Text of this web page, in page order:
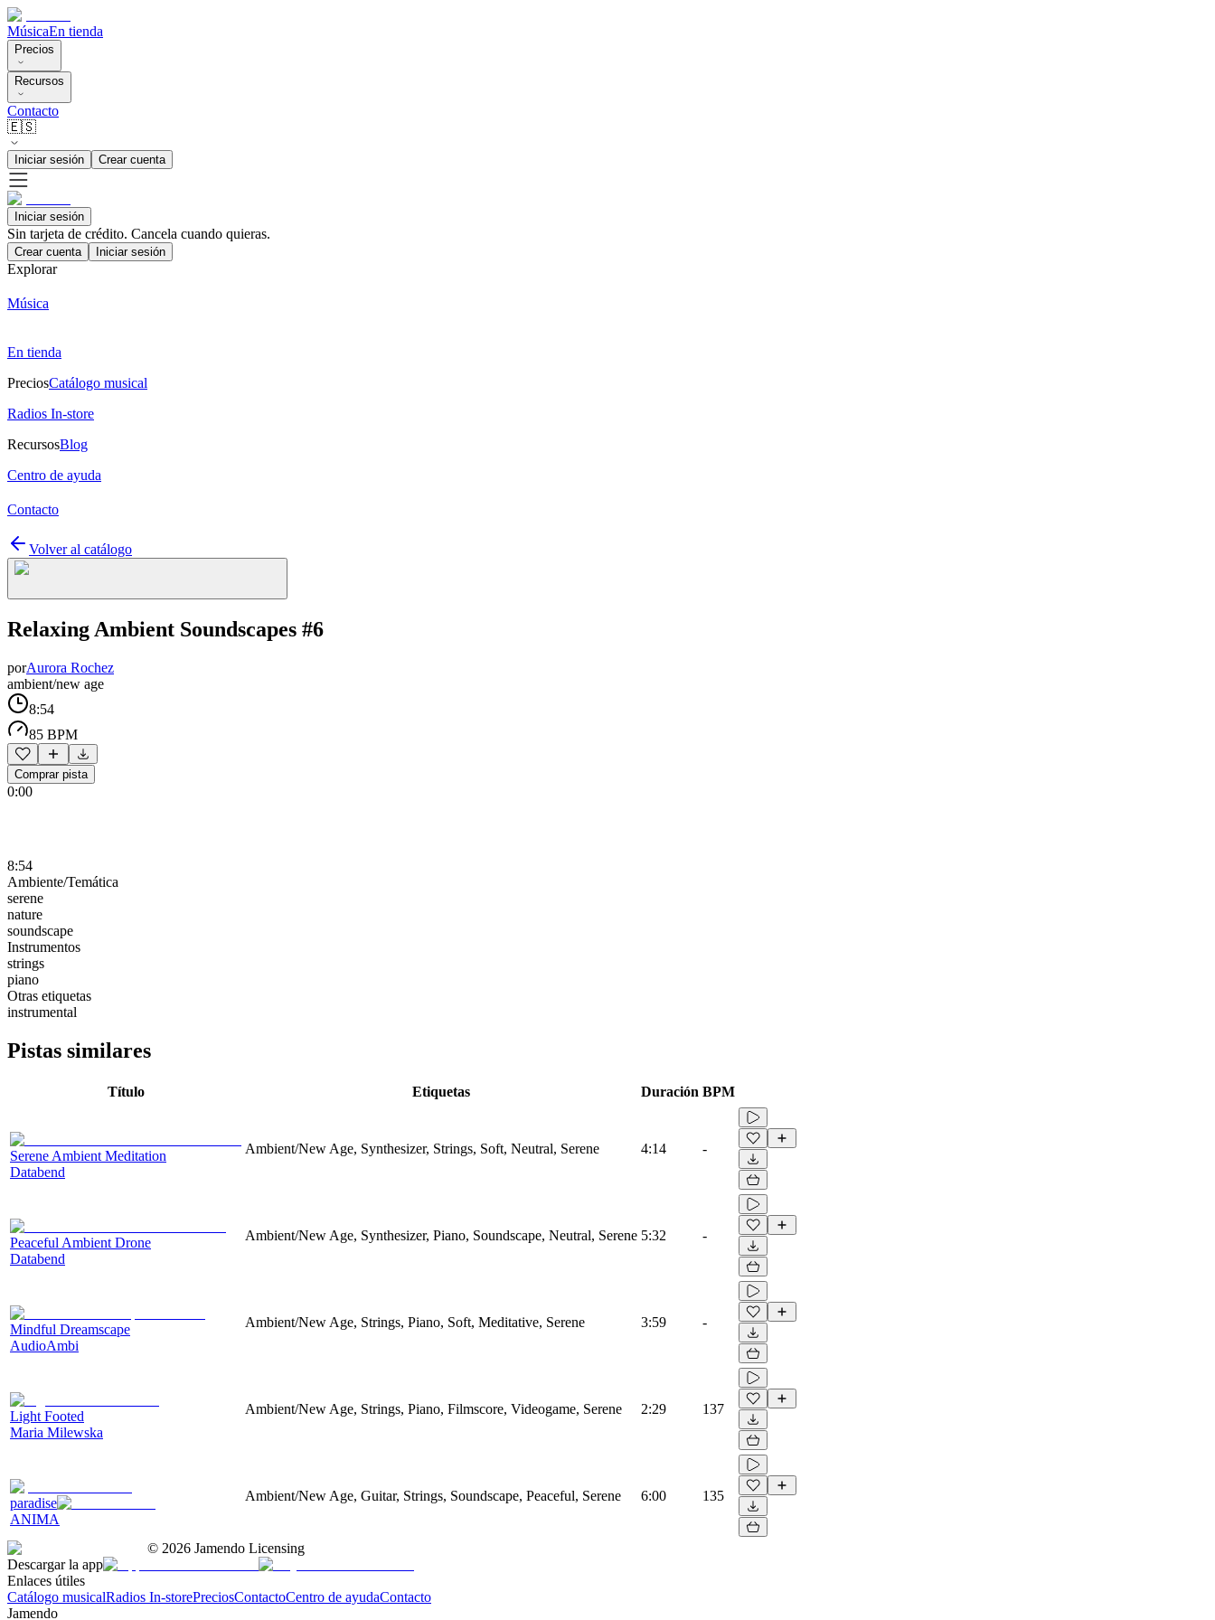
MúsicaEn tienda
Precios
Recursos
Contacto
🇪🇸
Iniciar sesión Crear cuenta
Iniciar sesión
Sin tarjeta de crédito. Cancela cuando quieras.
Crear cuenta Iniciar sesión
Explorar
Música
En tienda
PreciosCatálogo musical
Radios In-store
RecursosBlog
Centro de ayuda
Contacto
Volver al catálogo
Relaxing Ambient Soundscapes #6
porAurora Rochez
ambient/new age
8:54
85 BPM
Comprar pista
0:00
8:54
Ambiente/Temática
serene
nature
soundscape
Instrumentos
strings
piano
Otras etiquetas
instrumental
Pistas similares
Título Etiquetas Duración BPM
Serene Ambient Meditation
Databend
Ambient/New Age, Synthesizer, Strings, Soft, Neutral, Serene 4:14 -
Peaceful Ambient Drone
Databend
Ambient/New Age, Synthesizer, Piano, Soundscape, Neutral, Serene 5:32 -
Mindful Dreamscape
AudioAmbi
Ambient/New Age, Strings, Piano, Soft, Meditative, Serene 3:59 -
Light Footed
Maria Milewska
Ambient/New Age, Strings, Piano, Filmscore, Videogame, Serene 2:29 137
paradise
ANIMA
Ambient/New Age, Guitar, Strings, Soundscape, Peaceful, Serene 6:00 135
© 2026 Jamendo Licensing
Descargar la app
Enlaces útiles
Catálogo musicalRadios In-storePreciosContactoCentro de ayudaContacto
Jamendo